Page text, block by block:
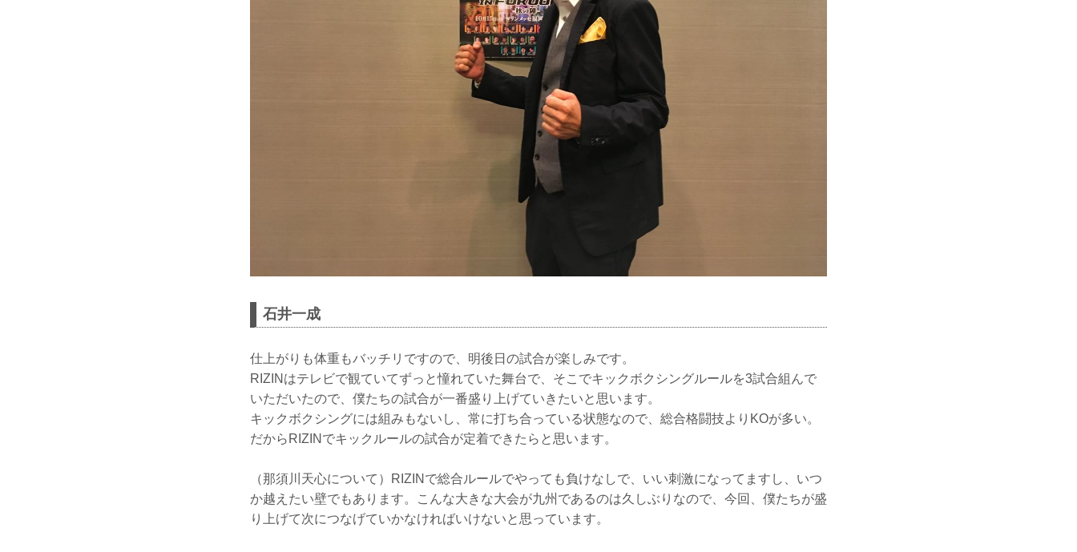
石井一成
仕上がりも体重もバッチリですので、明後日の試合が楽しみです。
RIZINはテレビで観ていてずっと憧れていた舞台で、そこでキックボクシングルールを3試合組んで
いただいたので、僕たちの試合が一番盛り上げていきたいと思います。
キックボクシングには組みもないし、常に打ち合っている状態なので、総合格闘技よりKOが多い。
だからRIZINでキックルールの試合が定着できたらと思います。
（那須川天心について）RIZINで総合ルールでやっても負けなしで、いい刺激になってますし、いつ
か越えたい壁でもあります。こんな大きな大会が九州であるのは久しぶりなので、今回、僕たちが盛
り上げて次につなげていかなければいけないと思っています。